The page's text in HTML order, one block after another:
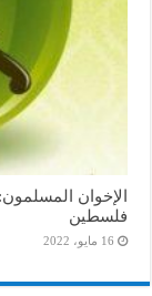
الإخوان
فلسطين
16 مايو، 2022